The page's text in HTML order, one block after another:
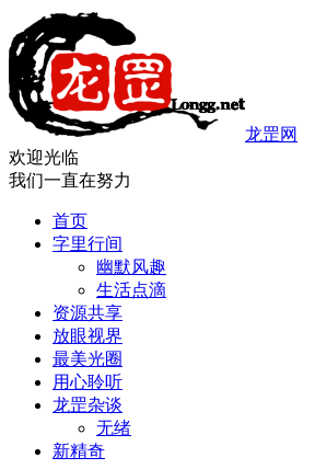
龙罡网
欢迎光临
我们一直在努力
首页
字里行间
幽默风趣
生活点滴
资源共享
放眼视界
最美光圈
用心聆听
龙罡杂谈
无绪
新精奇